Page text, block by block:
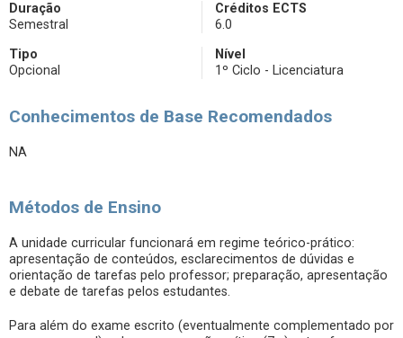
Duração
Semestral
Créditos ECTS
6.0
Tipo
Opcional
Nível
1º Ciclo - Licenciatura
Conhecimentos de Base Recomendados
NA
Métodos de Ensino
A unidade curricular funcionará em regime teórico-prático:
apresentação de conteúdos, esclarecimentos de dúvidas e
orientação de tarefas pelo professor; preparação, apresentação
e debate de tarefas pelos estudantes.
Para além do exame escrito (eventualmente complementado por